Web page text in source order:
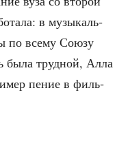
в музы­каль­
по все­му Сою­зу
труд­ной, Алла
пение в филь­